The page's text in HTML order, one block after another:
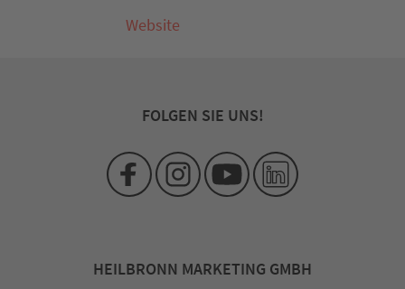
Website
FOLGEN SIE UNS!
HEILBRONN MARKETING GMBH